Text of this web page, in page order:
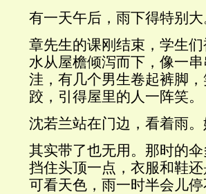
有一天午后，雨下得特别大
章先生的课刚结束，学生
水从屋檐倾泻而下，像一
洼，有几个男生卷起裤脚
跤，引得屋里的人一阵笑。
沈若兰站在门边，看着雨。
其实带了也无用。那时的
挡住头顶一点，衣服和鞋
可看天色，雨一时半会儿停